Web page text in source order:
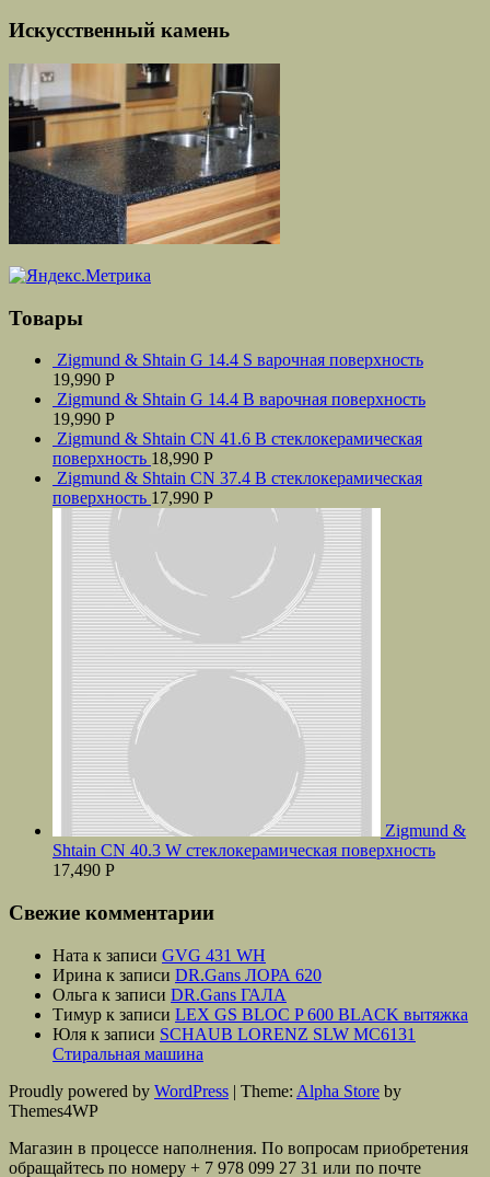
Искусственный камень
Товары
Zigmund & Shtain G 14.4 S варочная поверхность
19,990 Р
Zigmund & Shtain G 14.4 B варочная поверхность
19,990 Р
Zigmund & Shtain CN 41.6 B стеклокерамическая
поверхность 18,990 Р
Zigmund & Shtain CN 37.4 B стеклокерамическая
поверхность 17,990 Р
Zigmund &
Shtain CN 40.3 W стеклокерамическая поверхность
17,490 Р
Свежие комментарии
Ната к записи GVG 431 WH
Ирина к записи DR.Gans ЛОРА 620
Ольга к записи DR.Gans ГАЛА
Тимур к записи LEX GS BLOC P 600 BLACK вытяжка
Юля к записи SCHAUB LORENZ SLW MС6131
Стиральная машина
Proudly powered by WordPress | Theme: Alpha Store by
Themes4WP
Магазин в процессе наполнения. По вопросам приобретения
обращайтесь по номеру + 7 978 099 27 31 или по почте